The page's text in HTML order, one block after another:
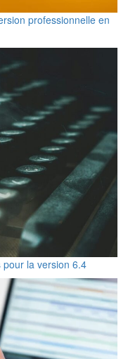
professionnelle en
la version 6.4